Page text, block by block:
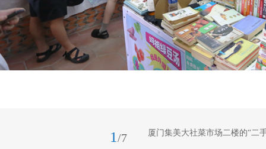
1 /7 厦门集美大社菜市场二楼的“二